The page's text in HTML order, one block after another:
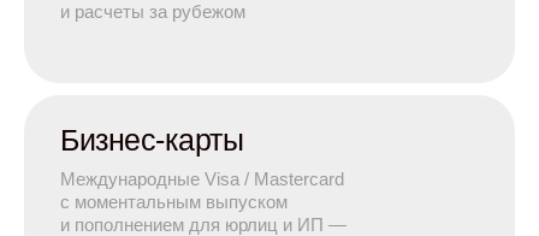
и расчеты за рубежом
Бизнес-карты
Международные Visa / Mastercard
с моментальным выпуском
и пополнением для юрлиц и ИП —